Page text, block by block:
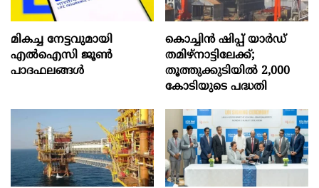
മികച്ച നേട്ടവുമായി
എൽഐസി ജൂൺ
പാദഫലങ്ങൾ
കൊച്ചിന്‍ ഷിപ്പ് യാർഡ്
തമിഴ്നാട്ടിലേക്ക്;
തൂത്തുക്കുടിയിൽ 2,000
കോടിയുടെ പദ്ധതി